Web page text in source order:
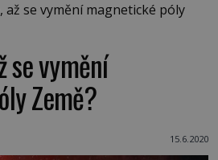
až se vymění magnetické póly
se vymění
Země?
15.6.2020